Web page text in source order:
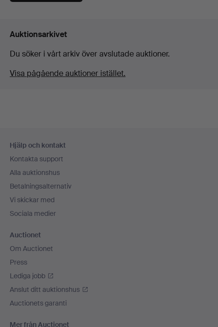
Auktionsarkivet
Du söker i vårt arkiv över avslutade auktioner.
Visa pågående auktioner istället.
Hjälp och kontakt
Kontakta support
Alla auktionshus
Betalningsalternativ
Vi skickar med
Sociala medier
Auctionet
Om Auctionet
Press
Lediga jobb
Anslut ditt auktionshus
Auctionets garanti
Mer från Auctionet